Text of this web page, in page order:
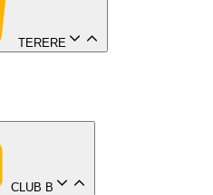
TERERE
CLUB B